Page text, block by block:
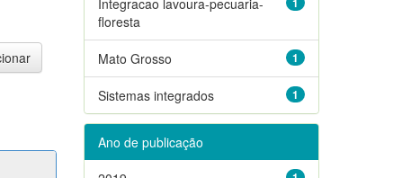
floresta
1
Mato Grosso
1
Sistemas integrados
Ano de publicação